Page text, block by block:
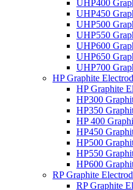
UHP400
UHP450
UHP500
UHP550
UHP600
UHP650
UHP700
HP Graphite
HP Graphite
HP300
HP350
HP 400
HP450
HP500
HP550
HP600
RP Graphite
RP Graphite